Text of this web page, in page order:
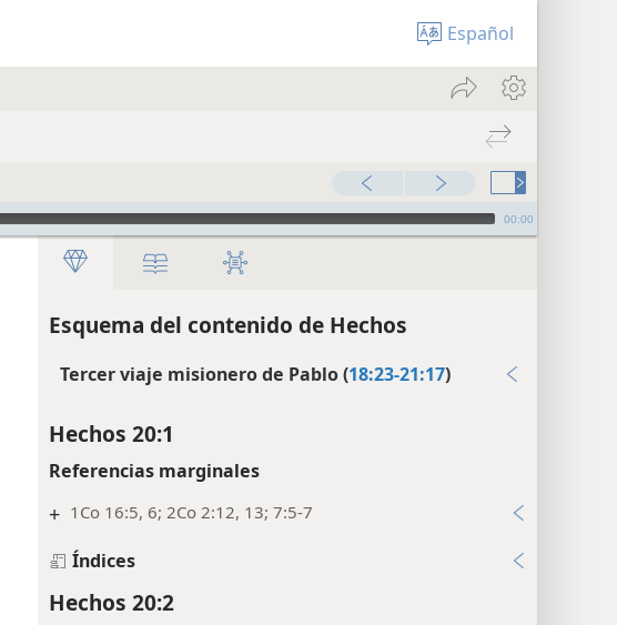
Español
00:00
Esquema del contenido de Hechos
Tercer viaje misionero de Pablo (18:23-21:17)
Hechos 20:1
Referencias marginales
+ 1Co 16:5, 6; 2Co 2:12, 13; 7:5-7
Índices
Hechos 20:2